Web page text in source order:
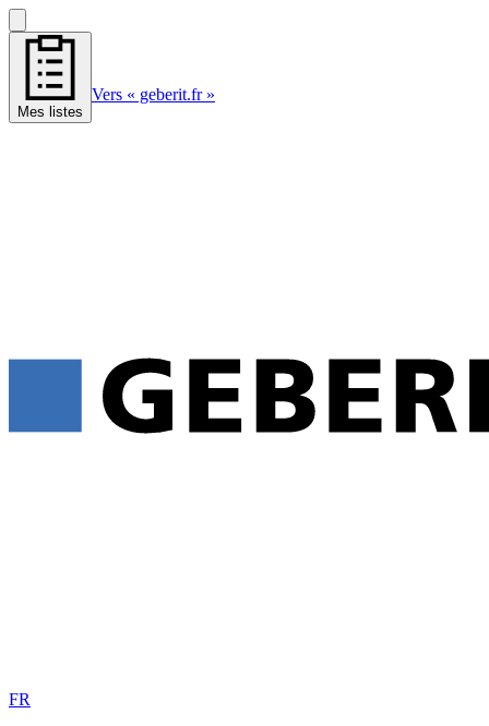
Mes listes
Vers « geberit.fr »
FR